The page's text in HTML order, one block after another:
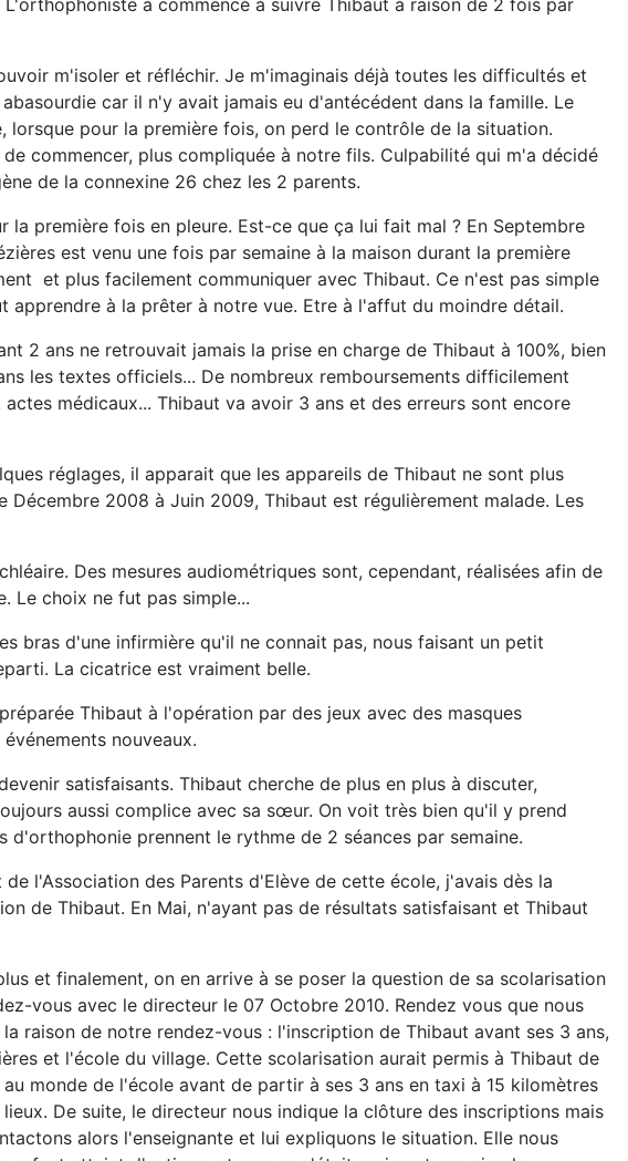
a commencé à suivre Thibaut à raison de 2 fois par
m'isoler et réfléchir. Je m'imaginais déjà toutes les difficultés et
car il n'y avait jamais eu d'antécédent dans la famille. Le
lorsque pour la première fois, on perd le contrôle de la situation.
commencer, plus compliquée à notre fils. Culpabilité qui m'a décidé
de la connexine 26 chez les 2 parents.
première fois en pleure. Est-ce que ça lui fait mal ? En Septembre
est venu une fois par semaine à la maison durant la première
et plus facilement communiquer avec Thibaut. Ce n'est pas simple
à la prêter à notre vue. Etre à l'affut du moindre détail.
2 ans ne retrouvait jamais la prise en charge de Thibaut à 100%, bien
les textes officiels... De nombreux remboursements difficilement
médicaux... Thibaut va avoir 3 ans et des erreurs sont encore
réglages, il apparait que les appareils de Thibaut ne sont plus
2008 à Juin 2009, Thibaut est régulièrement malade. Les
Des mesures audiométriques sont, cependant, réalisées afin de
Le choix ne fut pas simple...
bras d'une infirmière qu'il ne connait pas, nous faisant un petit
La cicatrice est vraiment belle.
Thibaut à l'opération par des jeux avec des masques
nouveaux.
satisfaisants. Thibaut cherche de plus en plus à discuter,
aussi complice avec sa sœur. On voit très bien qu'il y prend
prennent le rythme de 2 séances par semaine.
l'Association des Parents d'Elève de cette école, j'avais dès la
de Thibaut. En Mai, n'ayant pas de résultats satisfaisant et Thibaut
et finalement, on en arrive à se poser la question de sa scolarisation
vous avec le directeur le 07 Octobre 2010. Rendez vous que nous
raison de notre rendez-vous : l'inscription de Thibaut avant ses 3 ans,
et l'école du village. Cette scolarisation aurait permis à Thibaut de
monde de l'école avant de partir à ses 3 ans en taxi à 15 kilomètres
De suite, le directeur nous indique la clôture des inscriptions mais
alors l'enseignante et lui expliquons le situation. Elle nous